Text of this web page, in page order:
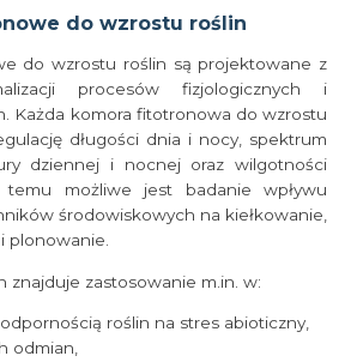
do wzrostu roślin
do wzrostu roślin są projektowane z
procesów fizjologicznych i
Każda komora fitotronowa do wzrostu
długości dnia i nocy, spektrum
dziennej i nocnej oraz wilgotności
temu możliwe jest badanie wpływu
środowiskowych na kiełkowanie,
plonowanie.
znajduje zastosowanie m.in. w:
roślin na stres abioticzny,
odmian,